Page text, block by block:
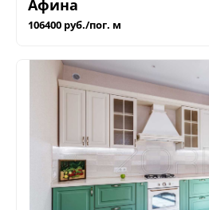
Афина
106400 руб./пог. м